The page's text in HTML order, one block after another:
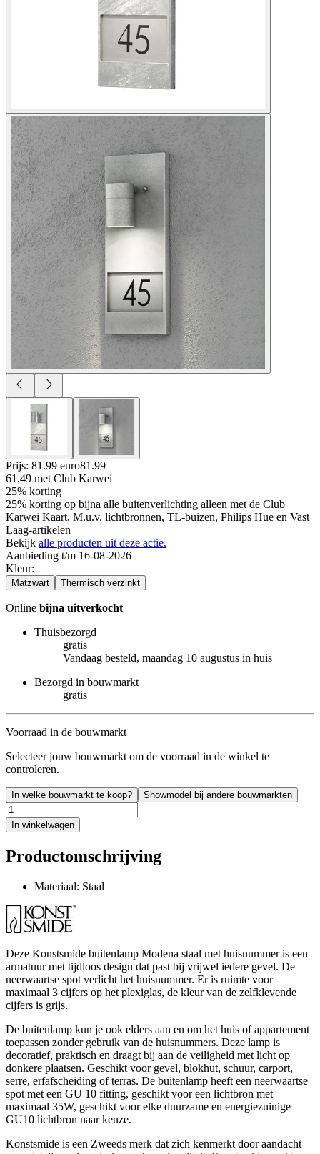
Prijs: 81.99 euro81 .99
61.49 met Club Karwei
25% korting
25% korting op bijna alle buitenverlichting alleen met de Club
Karwei Kaart, M.u.v. lichtbronnen, TL-buizen, Philips Hue en Vast
Laag-artikelen
Bekijk alle producten uit deze actie.
Aanbieding t/m 16-08-2026
Kleur:
Matzwart Thermisch verzinkt
Online bijna uitverkocht
Thuisbezorgd
gratis
Vandaag besteld, maandag 10 augustus in huis
Bezorgd in bouwmarkt
gratis
Voorraad in de bouwmarkt
Selecteer jouw bouwmarkt om de voorraad in de winkel te
controleren.
In welke bouwmarkt te koop? Showmodel bij andere bouwmarkten
In winkelwagen
Productomschrijving
Materiaal: Staal
Deze Konstsmide buitenlamp Modena staal met huisnummer is een
armatuur met tijdloos design dat past bij vrijwel iedere gevel. De
neerwaartse spot verlicht het huisnummer. Er is ruimte voor
maximaal 3 cijfers op het plexiglas, de kleur van de zelfklevende
cijfers is grijs.
De buitenlamp kun je ook elders aan en om het huis of appartement
toepassen zonder gebruik van de huisnummers. Deze lamp is
decoratief, praktisch en draagt bij aan de veiligheid met licht op
donkere plaatsen. Geschikt voor gevel, blokhut, schuur, carport,
serre, erfafscheiding of terras. De buitenlamp heeft een neerwaartse
spot met een GU 10 fitting, geschikt voor een lichtbron met
maximaal 35W, geschikt voor elke duurzame en energiezuinige
GU10 lichtbron naar keuze.
Konstsmide is een Zweeds merk dat zich kenmerkt door aandacht